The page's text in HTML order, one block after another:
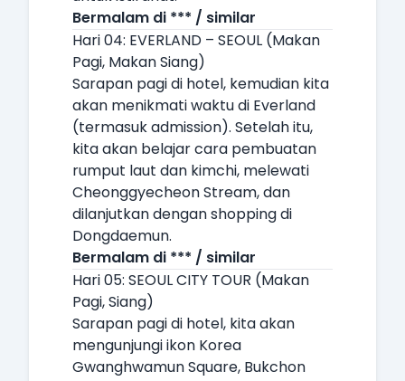
Bermalam di *** / similar
Hari 04: EVERLAND – SEOUL (Makan
Pagi, Makan Siang)
Sarapan pagi di hotel, kemudian kita
akan menikmati waktu di Everland
(termasuk admission). Setelah itu,
kita akan belajar cara pembuatan
rumput laut dan kimchi, melewati
Cheonggyecheon Stream, dan
dilanjutkan dengan shopping di
Dongdaemun.
Bermalam di *** / similar
Hari 05: SEOUL CITY TOUR (Makan
Pagi, Siang)
Sarapan pagi di hotel, kita akan
mengunjungi ikon Korea
Gwanghwamun Square, Bukchon